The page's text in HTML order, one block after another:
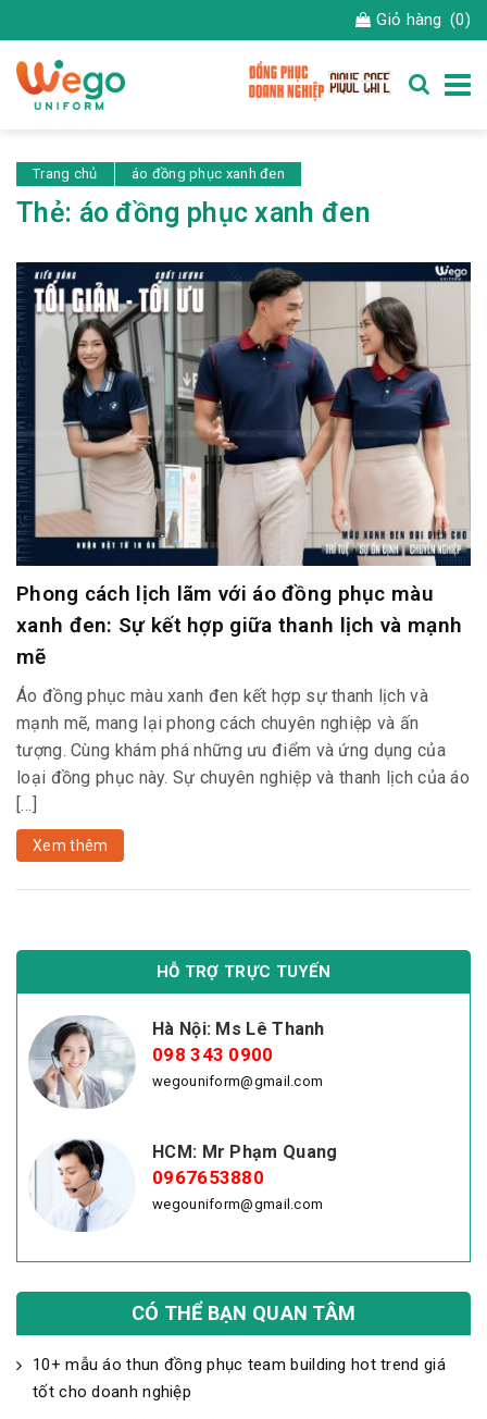
Giỏ hàng (0)
Trang chủ áo đồng phục xanh đen
Thẻ: áo đồng phục xanh đen
Phong cách lịch lãm với áo đồng phục màu
xanh đen: Sự kết hợp giữa thanh lịch và mạnh
mẽ
Áo đồng phục màu xanh đen kết hợp sự thanh lịch và
mạnh mẽ, mang lại phong cách chuyên nghiệp và ấn
tượng. Cùng khám phá những ưu điểm và ứng dụng của
loại đồng phục này. Sự chuyên nghiệp và thanh lịch của áo
[…]
Xem thêm
HỖ TRỢ TRỰC TUYẾN
Hà Nội: Ms Lê Thanh
098 343 0900
wegouniform@gmail.com
HCM: Mr Phạm Quang
0967653880
wegouniform@gmail.com
CÓ THỂ BẠN QUAN TÂM
10+ mẫu áo thun đồng phục team building hot trend giá
tốt cho doanh nghiệp